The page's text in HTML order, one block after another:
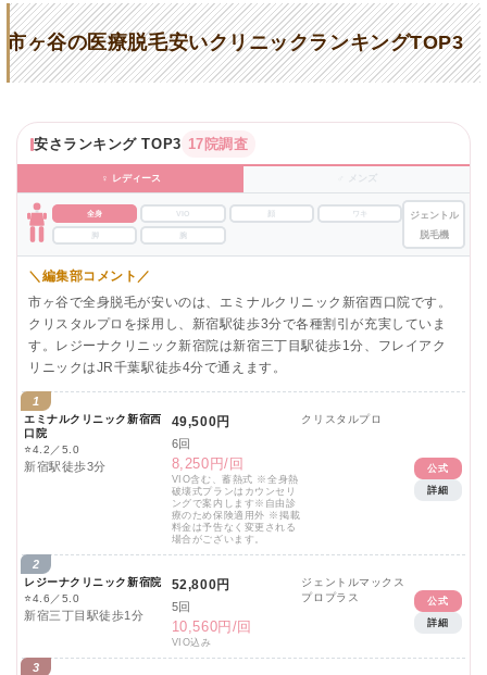
市ヶ谷の医療脱毛安いクリニックランキングTOP3
安さランキング TOP3 17院調査
♀ レディース ♂ メンズ
全身 VIO ワキ
脚
ジェントル
脱毛機
＼編集部コメント／
市ヶ谷で全身脱毛が安いのは、エミナルクリニック新宿西口院です。
クリスタルプロを採用し、新宿駅徒歩3分で各種割引が充実していま
す。レジーナクリニック新宿院は新宿三丁目駅徒歩1分、フレイアク
リニックはJR千葉駅徒歩4分で通えます。
1
エミナルクリニック新宿西
口院
⭐4.2／5.0
新宿駅徒歩3分
49,500円
6回
8,250円/回
VIO含む、蓄熱式 ※全身熱
破壊式プランはカウンセリ
ングで案内します※自由診
療のため保険適用外 ※掲載
料金は予告なく変更される
場合がございます。
クリスタルプロ
公式
詳細
2
レジーナクリニック新宿院
⭐4.6／5.0
新宿三丁目駅徒歩1分
52,800円
5回
10,560円/回
VIO込み
ジェントルマックス
プロプラス
公式
詳細
3